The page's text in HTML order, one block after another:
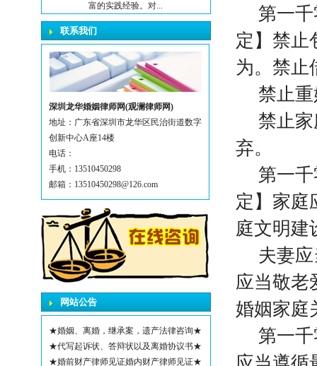
富的实践经验。对...
联系我们
深圳龙华婚姻律师网(观澜律师网)
地址：广东省深圳市龙华区民治街道数字
创新中心A座14楼
电话：
手机：13510450298
邮箱：13510450298@126.com
网站公告
★婚姻、离婚，继承案，遗产法律咨询★
★代写起诉状、答辩状以及离婚协议书★
★婚前财产律师见证婚内财产律师见证★
第一
定】禁止
为。禁止
禁止
禁止
弃。
第一
定】家庭
庭文明建
夫妻
应当敬老
婚姻家庭
第一